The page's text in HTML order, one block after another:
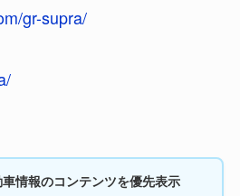
gr-supra/
情報のコンテンツを優先表示